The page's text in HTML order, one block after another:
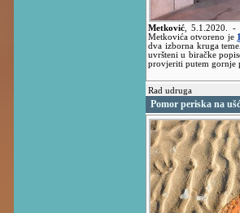
Metković ,5.1.2020. -
Metkovića otvoreno je
dva izborna kruga
uvršteni u biračke
provjeriti putem gornje
Rad udruga
Pomor periska na